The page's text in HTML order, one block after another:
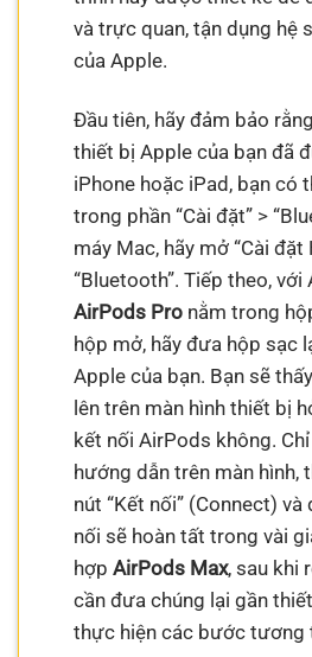
và trực quan, tận dụng hệ
của Apple.
Đầu tiên, hãy đảm bảo
thiết bị Apple của bạn đã
iPhone hoặc iPad, bạn có
trong phần “Cài đặt” >
máy Mac, hãy mở “Cài đặt
“Bluetooth”. Tiếp theo,
AirPods Pro nằm trong
hộp mở, hãy đưa hộp sạc
Apple của bạn. Bạn sẽ
lên trên màn hình thiết bị
kết nối AirPods không.
hướng dẫn trên màn hình,
nút “Kết nối” (Connect) và
nối sẽ hoàn tất trong vài
hợpAirPods Max, sau khi
cần đưa chúng lại gần
thực hiện các bước tương